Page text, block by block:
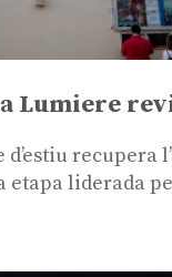
Lumiere
d’estiu recupera
etapa liderada